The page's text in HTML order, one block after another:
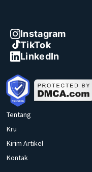
Instagram
TikTok
LinkedIn
Tentang
Kru
Kirim Artikel
Kontak